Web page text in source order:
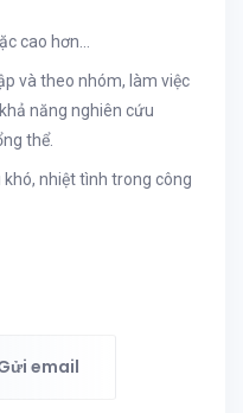
cao hơn…
và theo nhóm, làm việc
năng nghiên cứu
thể.
khó, nhiệt tình trong công
email